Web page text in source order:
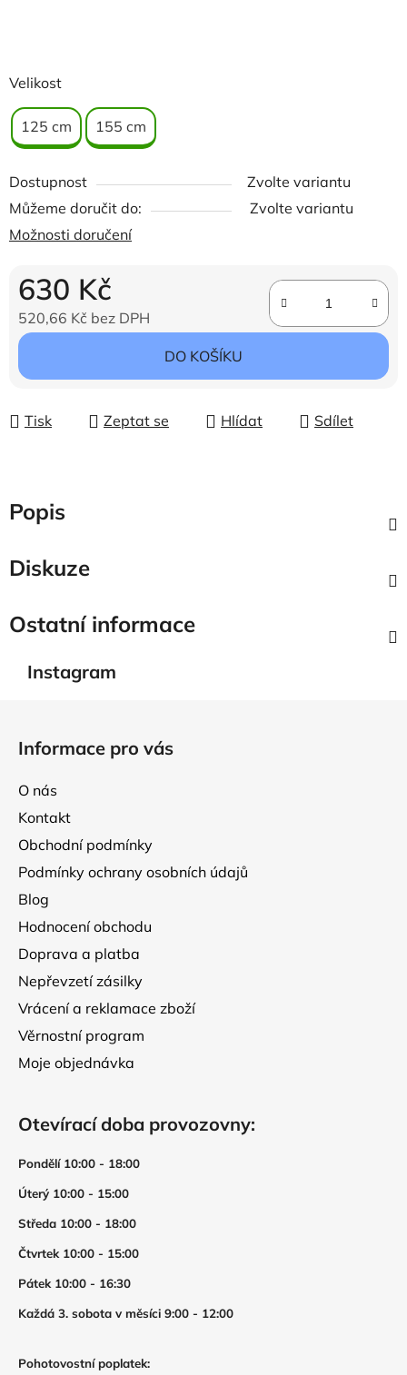
Velikost
125 cm 155 cm
Dostupnost
Zvolte variantu
Můžeme doručit do:
Zvolte variantu
Možnosti doručení
630 Kč
520,66 Kč bez DPH
Měrná cena:
DO KOŠÍKU
Tisk Zeptat se Hlídat Sdílet
Popis
Diskuze
Ostatní informace
Instagram
Informace pro vás
O nás
Kontakt
Obchodní podmínky
Podmínky ochrany osobních údajů
Blog
Hodnocení obchodu
Doprava a platba
Nepřevzetí zásilky
Vrácení a reklamace zboží
Věrnostní program
Moje objednávka
Otevírací doba provozovny:
Pondělí 10:00 - 18:00
Úterý 10:00 - 15:00
Středa 10:00 - 18:00
Čtvrtek 10:00 - 15:00
Pátek 10:00 - 16:30
Každá 3. sobota v měsíci 9:00 - 12:00
Pohotovostní poplatek: